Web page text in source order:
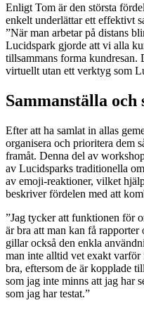
Enligt Tom är den största
enkelt underlättar ett effektivt
”När man arbetar på distans
Lucidspark gjorde att vi alla
tillsammans forma kundresan.
virtuellt utan ett verktyg som
Sammanställa och
Efter att ha samlat in allas
organisera och prioritera dem
framåt. Denna del av
av Lucidsparks traditionella
av emoji-reaktioner, vilket
beskriver fördelen med att
”Jag tycker att funktionen för
är bra att man kan få
gillar också den enkla
man inte alltid vet exakt
bra, eftersom de är kopplade
som jag inte minns att jag har
som jag har testat.”